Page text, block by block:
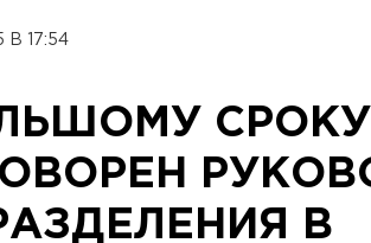
В 17:54
СРОКУ
В